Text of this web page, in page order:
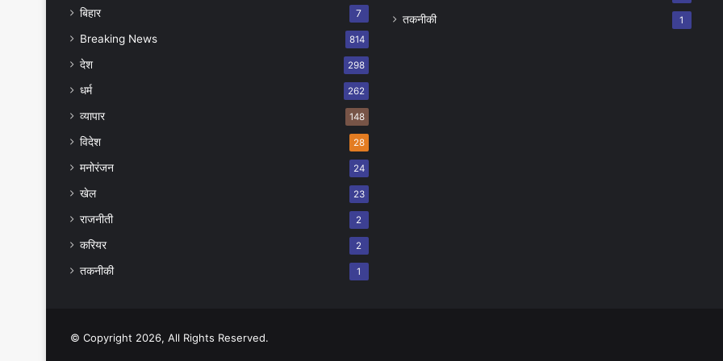
बिहार 7
Breaking News 814
देश 298
धर्म 262
व्यापार 148
विदेश 28
मनोरंजन 24
खेल 23
राजनीती 2
करियर 2
तकनीकी 1
तकनीकी 1
© Copyright 2026, All Rights Reserved.